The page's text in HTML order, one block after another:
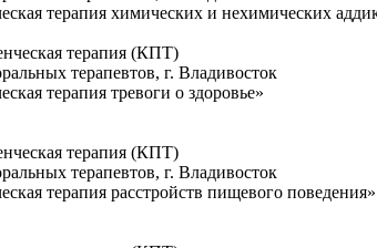
терапия химических и нехимических
терапия (КПТ)
терапевтов, г. Владивосток
терапия тревоги о здоровье»
терапия (КПТ)
терапевтов, г. Владивосток
терапия расстройств пищевого поведения»